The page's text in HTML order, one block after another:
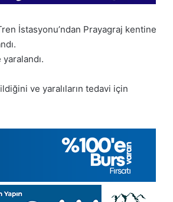
İstasyonu’ndan Prayagraj kentine
ve yaralıların tedavi için